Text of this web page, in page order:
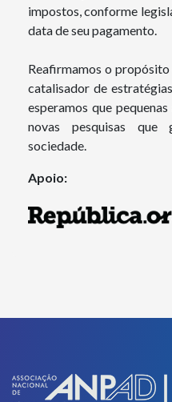
impostos, conforme
data de seu pagamento.
Reafirmamos o
catalisador de
esperamos que
novas pesquisas que
sociedade.
Apoio: